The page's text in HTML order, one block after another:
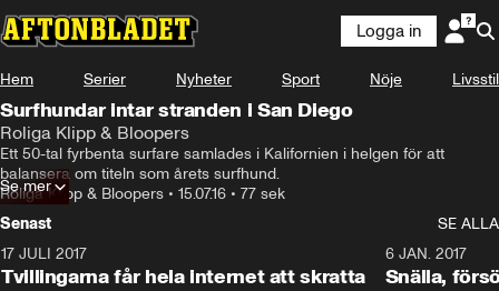
Logga in
Hem Serier Nyheter Sport Nöje Livsstil
Surfhundar intar stranden i San Diego
Roliga Klipp & Bloopers
Ett 50-tal fyrbenta surfare samlades i Kalifornien i helgen för att
balansera om titeln som årets surfhund.
Roliga Klipp & Bloopers • 15.07.16 • 77 sek
Se mer
Senast
SE ALLA
17 JULI 2017
Tvillingarna får hela internet att skratta
6 JAN. 2017
Snälla,